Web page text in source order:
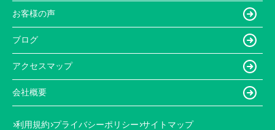
お客様の声
ブログ
アクセスマップ
会社概要
利用規約 プライバシーポリシー サイトマップ